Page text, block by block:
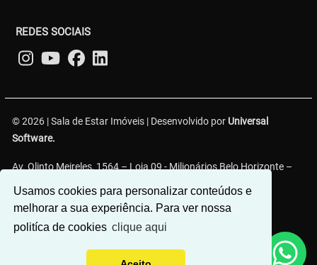
Usamos cookies para personalizar conteúdos e
melhorar a sua experiência. Para ver nossa
politíca de cookies clique aqui
REDES SOCIAIS
© 2026 | Sala de Estar Imóveis | Desenvolvido por Universal
Software.
Av. Olinto Meireles, 1564 – Loja 09 - Milionários Belo Horizonte –